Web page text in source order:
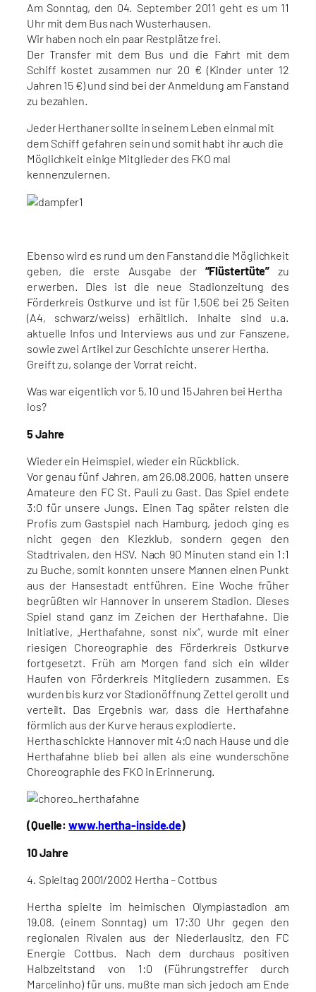
Am Sonntag, den 04. September 2011 geht es um 11
Uhr mit dem Bus nach Wusterhausen.
Wir haben noch ein paar Restplätze frei.
Der Transfer mit dem Bus und die Fahrt mit dem
Schiff kostet zusammen nur 20 € (Kinder unter 12
Jahren 15 €) und sind bei der Anmeldung am Fanstand
zu bezahlen.
Jeder Herthaner sollte in seinem Leben einmal mit
dem Schiff gefahren sein und somit habt ihr auch die
Möglichkeit einige Mitglieder des FKO mal
kennenzulernen.
Ebenso wird es rund um den Fanstand die Möglichkeit
geben, die erste Ausgabe der “Flüstertüte” zu
erwerben. Dies ist die neue Stadionzeitung des
Förderkreis Ostkurve und ist für 1,50€ bei 25 Seiten
(A4, schwarz/weiss) erhältlich. Inhalte sind u.a.
aktuelle Infos und Interviews aus und zur Fanszene,
sowie zwei Artikel zur Geschichte unserer Hertha.
Greift zu, solange der Vorrat reicht.
Was war eigentlich vor 5, 10 und 15 Jahren bei Hertha
los?
5 Jahre
Wieder ein Heimspiel, wieder ein Rückblick.
Vor genau fünf Jahren, am 26.08.2006, hatten unsere
Amateure den FC St. Pauli zu Gast. Das Spiel endete
3:0 für unsere Jungs. Einen Tag später reisten die
Profis zum Gastspiel nach Hamburg, jedoch ging es
nicht gegen den Kiezklub, sondern gegen den
Stadtrivalen, den HSV. Nach 90 Minuten stand ein 1:1
zu Buche, somit konnten unsere Mannen einen Punkt
aus der Hansestadt entführen. Eine Woche früher
begrüßten wir Hannover in unserem Stadion. Dieses
Spiel stand ganz im Zeichen der Herthafahne. Die
Initiative, „Herthafahne, sonst nix“, wurde mit einer
riesigen Choreographie des Förderkreis Ostkurve
fortgesetzt. Früh am Morgen fand sich ein wilder
Haufen von Förderkreis Mitgliedern zusammen. Es
wurden bis kurz vor Stadionöffnung Zettel gerollt und
verteilt. Das Ergebnis war, dass die Herthafahne
förmlich aus der Kurve heraus explodierte.
Hertha schickte Hannover mit 4:0 nach Hause und die
Herthafahne blieb bei allen als eine wunderschöne
Choreographie des FKO in Erinnerung.
(Quelle:www.hertha-inside.de)
10 Jahre
4. Spieltag 2001/2002 Hertha – Cottbus
Hertha spielte im heimischen Olympiastadion am
19.08. (einem Sonntag) um 17:30 Uhr gegen den
regionalen Rivalen aus der Niederlausitz, den FC
Energie Cottbus. Nach dem durchaus positiven
Halbzeitstand von 1:0 (Führungstreffer durch
Marcelinho) für uns, mußte man sich jedoch am Ende